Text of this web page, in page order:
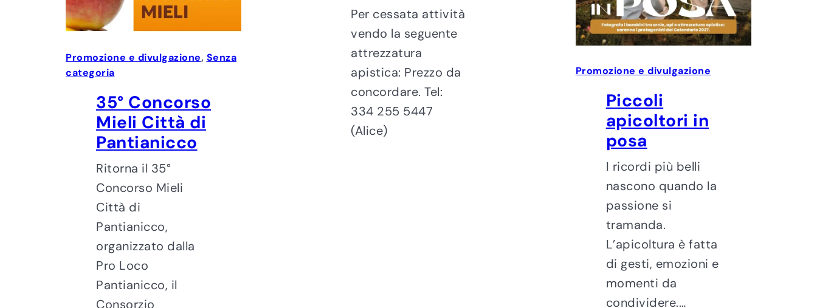
Promozione e divulgazione, Senza
categoria
35° Concorso
Mieli Città di
Pantianicco
Ritorna il 35°
Concorso Mieli
Città di
Pantianicco,
organizzato dalla
Pro Loco
Pantianicco, il
Consorzio
Per cessata attività
vendo la seguente
attrezzatura
apistica: Prezzo da
concordare. Tel:
334 255 5447
(Alice)
Promozione e divulgazione
Piccoli
apicoltori in
posa
I ricordi più belli
nascono quando la
passione si
tramanda.
L’apicoltura è fatta
di gesti, emozioni e
momenti da
condividere.…